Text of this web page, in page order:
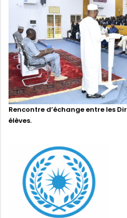
Rencontre d’échange entre les
élèves.